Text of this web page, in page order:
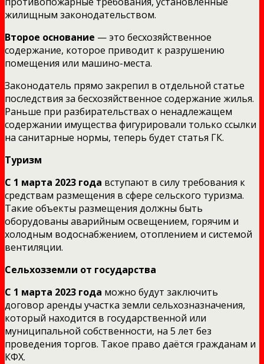
жилищным законодательством.
Второе основание — это бесхозяйственное
содержание, которое приводит к разрушению
помещения или машино-места.
Законодатель прямо закрепил в отдельной статье
последствия за бесхозяйственное содержание жилья.
Раньше при разбирательствах о ненадлежащем
содержании имущества фигурировали только ссылки
на санитарные нормы, теперь будет статья ГК.
Туризм
С 1 марта 2023 года вступают в силу требования к
средствам размещения в сфере сельского туризма.
Такие объекты размещения должны быть
оборудованы аварийным освещением, горячим и
холодным водоснабжением, отоплением и системой
вентиляции.
Сельхозземли от государства
С 1 марта 2023 года можно будут заключить
договор аренды участка земли сельхозназначения,
который находится в государственной или
муниципальной собственности, на 5 лет без
проведения торгов. Такое право даётся гражданам и
КФХ.